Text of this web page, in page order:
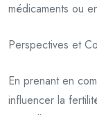
médicaments ou
Perspectives et
En prenant en
influencer la